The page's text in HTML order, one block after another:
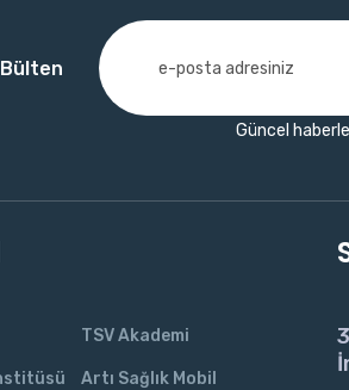
Güncel
TSV Akademi
Artı Sağlık Mobil